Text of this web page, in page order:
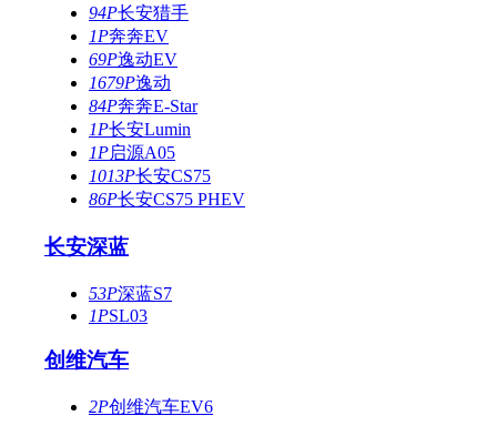
94P长安猎手
1P奔奔EV
69P逸动EV
1679P逸动
84P奔奔E-Star
1P长安Lumin
1P启源A05
1013P长安CS75
86P长安CS75 PHEV
长安深蓝
53P深蓝S7
1PSL03
创维汽车
2P创维汽车EV6